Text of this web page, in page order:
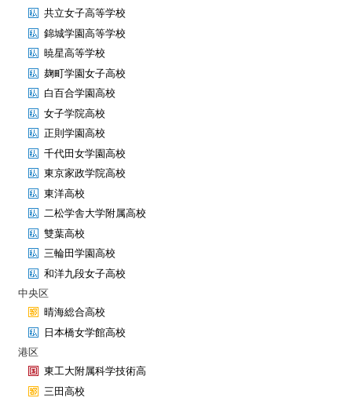
共立女子高等学校
錦城学園高等学校
暁星高等学校
麹町学園女子高校
白百合学園高校
女子学院高校
正則学園高校
千代田女学園高校
東京家政学院高校
東洋高校
二松学舎大学附属高校
雙葉高校
三輪田学園高校
和洋九段女子高校
中央区
晴海総合高校
日本橋女学館高校
港区
東工大附属科学技術高
三田高校